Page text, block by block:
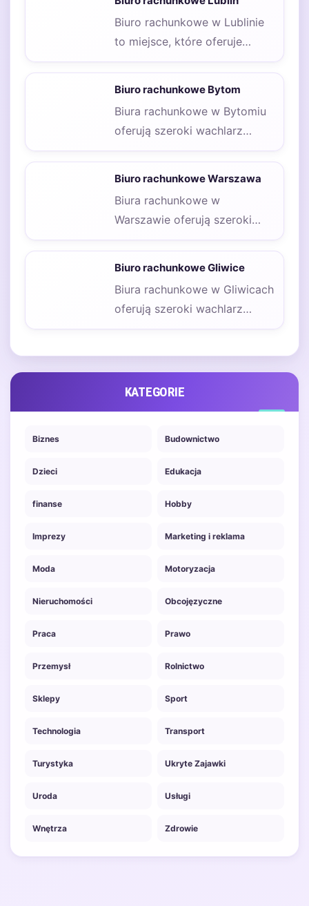
Biuro rachunkowe w Lublinie
to miejsce, które oferuje
szeroki zakres usług
Biuro rachunkowe Bytom
Biura rachunkowe w Bytomiu
oferują szeroki wachlarz
usług, które są dostosowane
Biuro rachunkowe Warszawa
Biura rachunkowe w
Warszawie oferują szeroki
wachlarz usług, które są
Biuro rachunkowe Gliwice
Biura rachunkowe w Gliwicach
oferują szeroki wachlarz
usług, które są dostosowane
KATEGORIE
Biznes Budownictwo
Dzieci Edukacja
finanse Hobby
Imprezy Marketing i reklama
Moda Motoryzacja
Nieruchomości Obcojęzyczne
Praca Prawo
Przemysł Rolnictwo
Sklepy Sport
Technologia Transport
Turystyka Ukryte Zajawki
Uroda Usługi
Wnętrza Zdrowie